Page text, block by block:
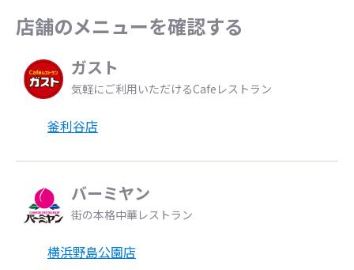
店舗のメニューを確認する
ガスト
気軽にご利用いただけるCafeレストラン
釜利谷店
バーミヤン
街の本格中華レストラン
横浜野島公園店